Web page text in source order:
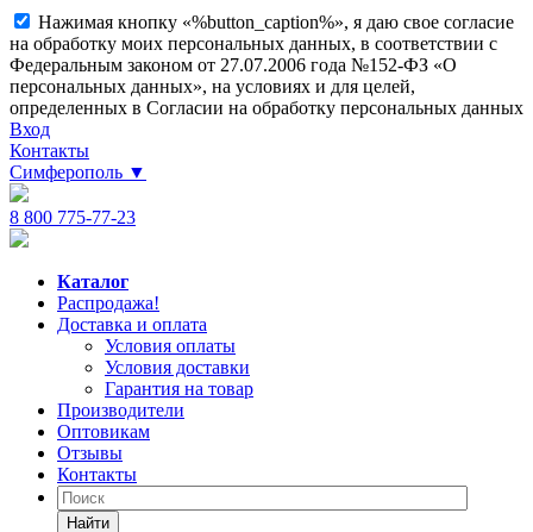
Нажимая кнопку «%button_caption%», я даю свое согласие
на обработку моих персональных данных, в соответствии с
Федеральным законом от 27.07.2006 года №152-ФЗ «О
персональных данных», на условиях и для целей,
определенных в Согласии на обработку персональных данных
Вход
Контакты
Симферополь ▼
8 800 775-77-23
Каталог
Распродажа!
Доставка и оплата
Условия оплаты
Условия доставки
Гарантия на товар
Производители
Оптовикам
Отзывы
Контакты
Найти